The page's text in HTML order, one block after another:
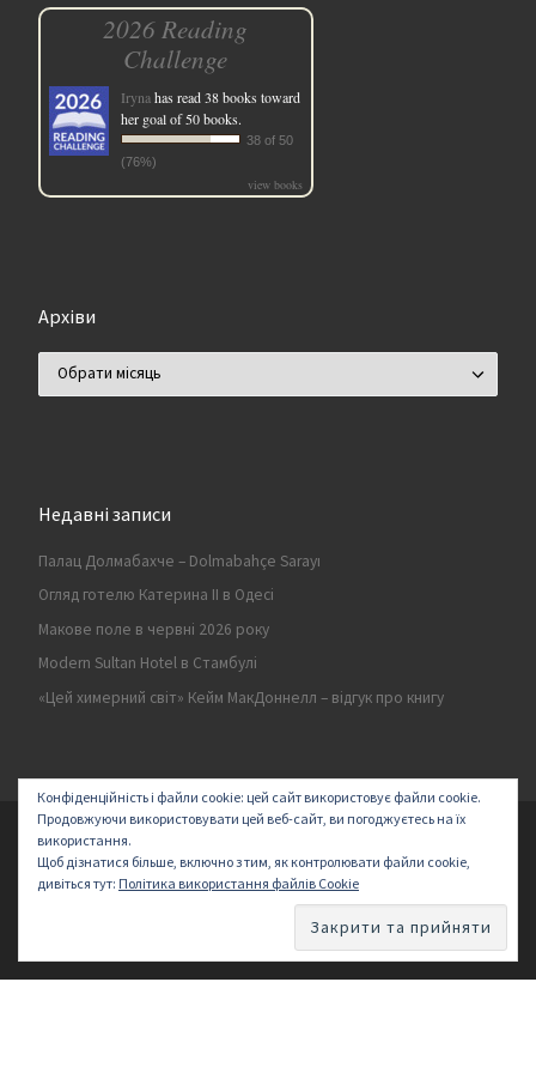
2026 Reading
Challenge
Irynahas read 38 books toward
her goal of 50 books.
38 of 50
(76%)
view books
Архіви
Недавні записи
Палац Долмабахче – Dolmabahçe Sarayı
Огляд готелю Катерина II в Одесі
Макове поле в червні 2026 року
Modern Sultan Hotel в Стамбулі
«Цей химерний світ» Кейм МакДоннелл – відгук про книгу
© 2026 Secret land
Designed with Customizr Pro – Створено
Конфіденційність і файли cookie: цей сайт використовує файли cookie.
Продовжуючи використовувати цей веб-сайт, ви погоджуєтесь на їх
використання.
Щоб дізнатися більше, включно з тим, як контролювати файли cookie,
дивіться тут: Політика використання файлів Cookie